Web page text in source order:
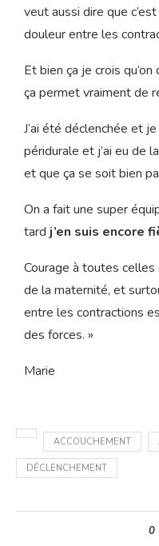
veut aussi dire que
douleur entre les
Et bien ça je crois
ça permet vraiment de
J’ai été déclenchée et
péridurale et j’ai eu de
et que ça se soit bien
On a fait une super
tardj’en suis encore
Courage à toutes
de la maternité, et
entre les contractions
des forces. »
Marie
ACCOUCHEMENT
DÉCLENCHEMENT
0